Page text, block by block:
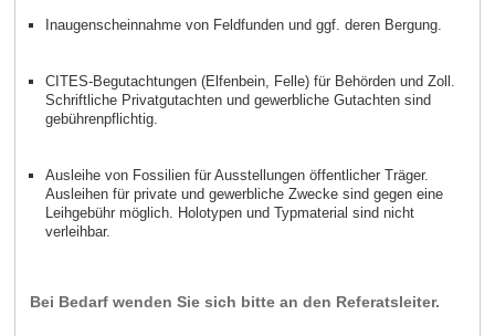
Inaugenscheinnahme von Feldfunden und ggf. deren Bergung.
CITES-Begutachtungen (Elfenbein, Felle) für Behörden und Zoll.
Schriftliche Privatgutachten und gewerbliche Gutachten sind
gebührenpflichtig.
Ausleihe von Fossilien für Ausstellungen öffentlicher Träger.
Ausleihen für private und gewerbliche Zwecke sind gegen eine
Leihgebühr möglich. Holotypen und Typmaterial sind nicht
verleihbar.
Bei Bedarf wenden Sie sich bitte an den Referatsleiter.